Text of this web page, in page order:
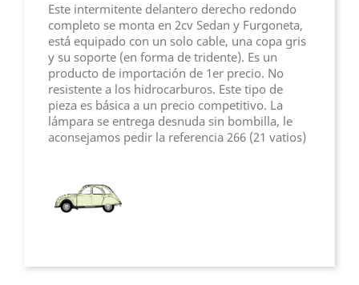
Este intermitente delantero derecho redondo
completo se monta en 2cv Sedan y Furgoneta,
está equipado con un solo cable, una copa gris
y su soporte (en forma de tridente). Es un
producto de importación de 1er precio. No
resistente a los hidrocarburos. Este tipo de
pieza es básica a un precio competitivo. La
lámpara se entrega desnuda sin bombilla, le
aconsejamos pedir la referencia 266 (21 vatios)